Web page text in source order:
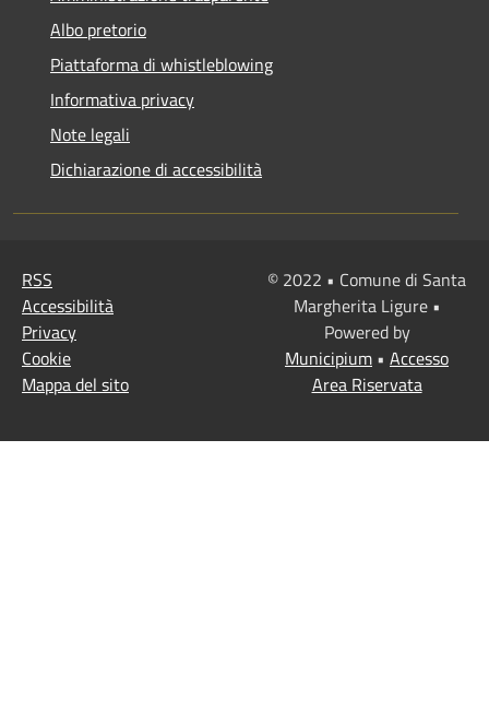
Albo pretorio
Piattaforma di whistleblowing
Informativa privacy
Note legali
Dichiarazione di accessibilità
RSS
Accessibilità
Privacy
Cookie
Mappa del sito
© 2022 • Comune di Santa
Margherita Ligure •
Powered by
Municipium • Accesso
Area Riservata